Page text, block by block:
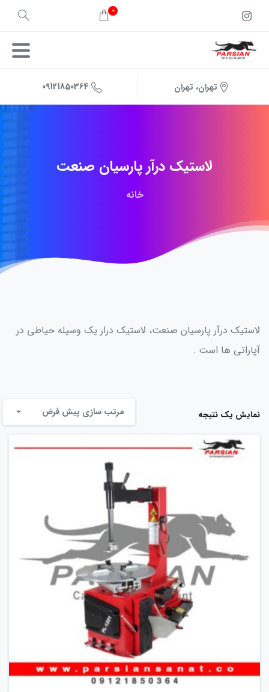
0
تهران، تهران 09121850364
لاستیک درآرپارسیان صنعت
خانه
لاستیک درآر پارسیان صنعت، لاستیک درار یک وسیله حیاطی در
آپاراتی ها است .
نمایش یک نتیجه مرتب سازی پیش فرض